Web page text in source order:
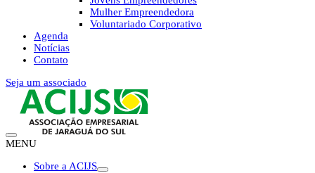
Mulher Empreendedora
Voluntariado Corporativo
Agenda
Notícias
Contato
Seja um associado
MENU
Sobre a ACIJS